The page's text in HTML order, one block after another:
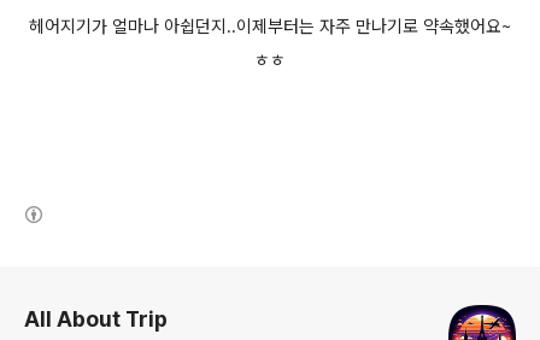
헤어지기가 얼마나 아쉽던지..이제부터는 자주 만나기로 약속했어요~
ㅎㅎ
All About Trip